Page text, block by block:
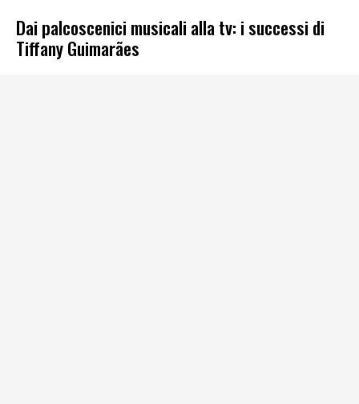
Dai palcoscenici musicali alla tv: i successi di
Tiffany Guimarães